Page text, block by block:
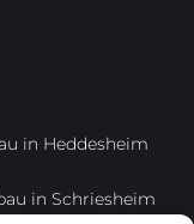
in Heddesheim
in Schriesheim